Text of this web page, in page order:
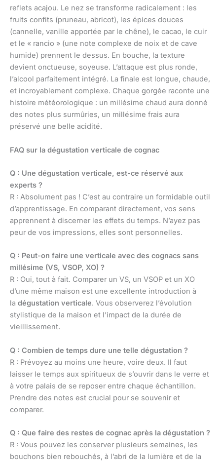
reflets acajou. Le nez se transforme radicalement : les
fruits confits (pruneau, abricot), les épices douces
(cannelle, vanille apportée par le chêne), le cacao, le cuir
et le « rancio » (une note complexe de noix et de cave
humide) prennent le dessus. En bouche, la texture
devient onctueuse, soyeuse. L’attaque est plus ronde,
l’alcool parfaitement intégré. La finale est longue, chaude,
et incroyablement complexe. Chaque gorgée raconte une
histoire météorologique : un millésime chaud aura donné
des notes plus surmûries, un millésime frais aura
préservé une belle acidité.
FAQ sur la dégustation verticale de cognac
Q : Une dégustation verticale, est-ce réservé aux
experts ?
R : Absolument pas ! C’est au contraire un formidable outil
d’apprentissage. En comparant directement, vos sens
apprennent à discerner les effets du temps. N’ayez pas
peur de vos impressions, elles sont personnelles.
Q : Peut-on faire une verticale avec des cognacs sans
millésime (VS, VSOP, XO) ?
R : Oui, tout à fait. Comparer un VS, un VSOP et un XO
d’une même maison est une excellente introduction à
la dégustation verticale. Vous observerez l’évolution
stylistique de la maison et l’impact de la durée de
vieillissement.
Q : Combien de temps dure une telle dégustation ?
R : Prévoyez au moins une heure, voire deux. Il faut
laisser le temps aux spiritueux de s’ouvrir dans le verre et
à votre palais de se reposer entre chaque échantillon.
Prendre des notes est crucial pour se souvenir et
comparer.
Q : Que faire des restes de cognac après la dégustation ?
R : Vous pouvez les conserver plusieurs semaines, les
bouchons bien rebouchés, à l’abri de la lumière et de la